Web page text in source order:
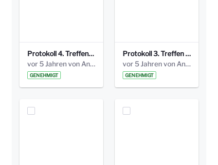
Protokoll 4. Treffen_20141113 AG Bismarckplatz.pdf
vor 5 Jahren von Anni Schlumberger
GENEHMIGT
Protokoll 3. Treffen 20141016 AG Bismarckplatz.pdf
vor 5 Jahren von Anni Schlumberger
GENEHMIGT